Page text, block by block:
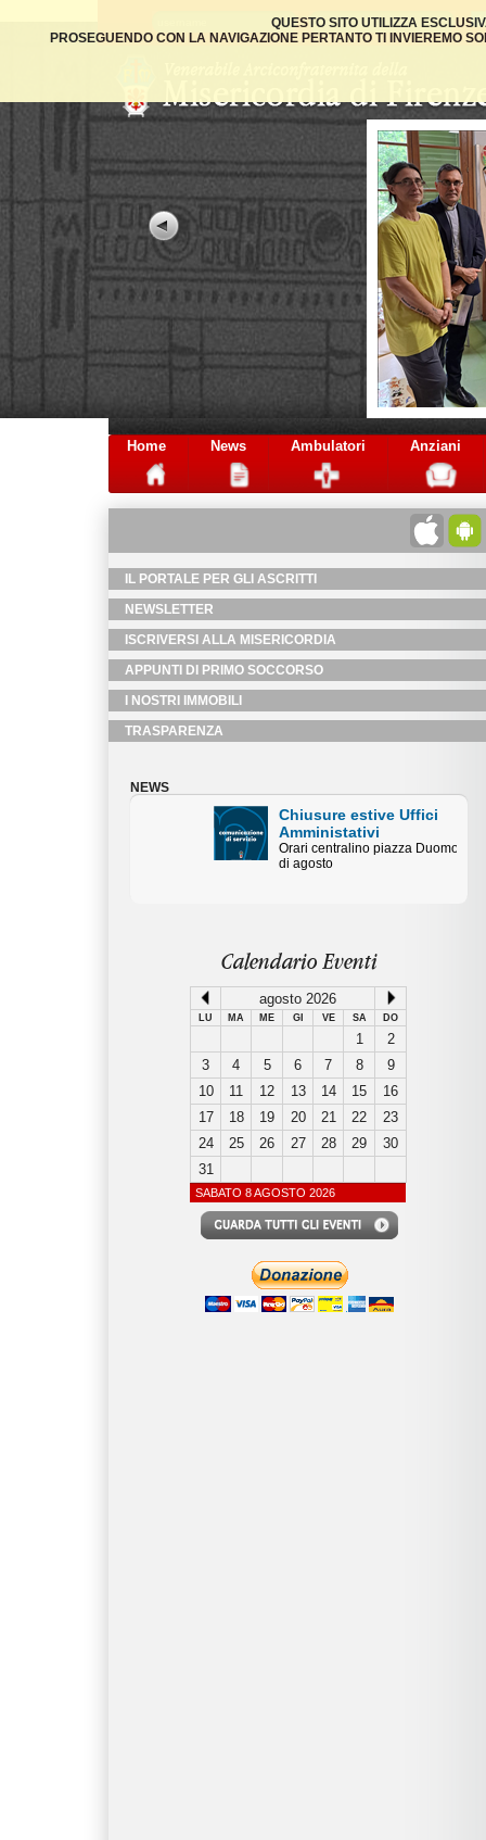
QUESTO SITO UTILIZZA
PROSEGUENDO CON LA NAVIGAZIONE PERTANTO TI INVIEREMO
Home News Ambulatori Anziani
IL PORTALE PER GLI ASCRITTI
NEWSLETTER
ISCRIVERSI ALLA MISERICORDIA
APPUNTI DI PRIMO SOCCORSO
I NOSTRI IMMOBILI
TRASPARENZA
NEWS
Chiusure estive Uffici
Amministativi
Orari centralino piazza Duomo mese
di agosto
Calendario Eventi
agosto 2026
LU MA ME GI VE SA DO
1
2
3
4 5 6 7 8
9
10
11 12 13 14 15
16
17
18 19 20 21 22
23
24
25 26 27 28 29
30
31
SABATO 8 AGOSTO 2026